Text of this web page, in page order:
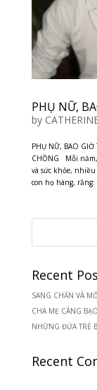
PHỤ NỮ,
by
PHỤ NỮ, BAO GIỜ
CHỒNG Mỗi
và sức khỏe,
con họ hàng, rằng:
Recent
SANG CHẤN VÀ
CHA MẸ CÀNG
NHỮNG ĐỨA TRẺ
Recent